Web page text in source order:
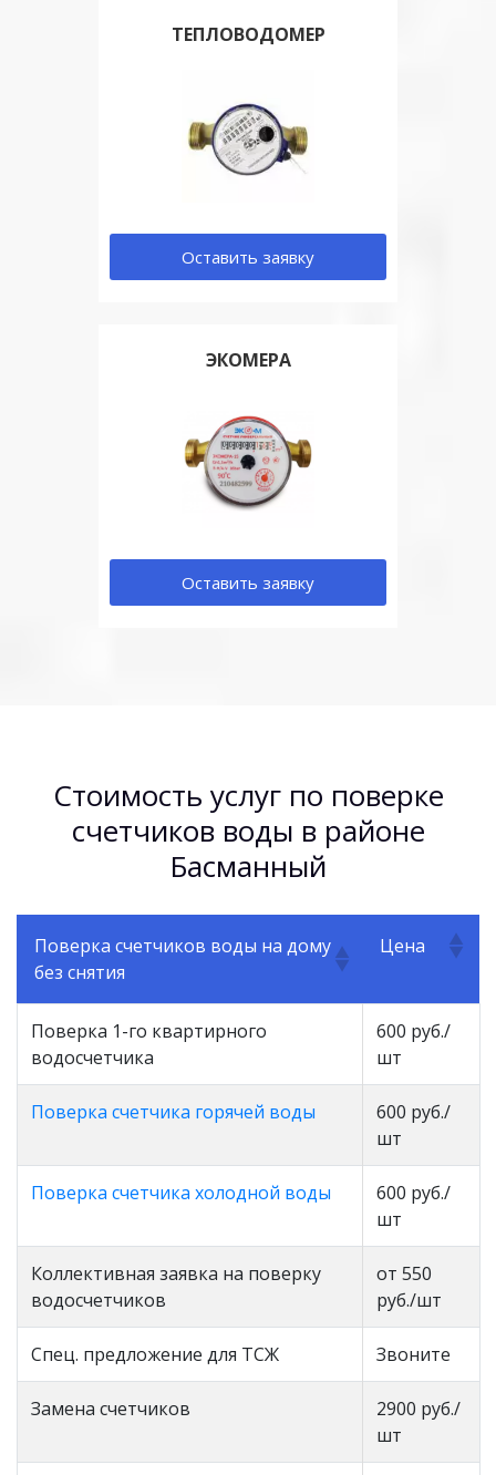
ТЕПЛОВОДОМЕР
Оставить заявку
ЭКОМЕРА
Оставить заявку
Стоимость услуг по поверке
счетчиков воды в районе
Басманный
Поверка счетчиков воды на дому
без снятия
Цена
Поверка 1-го квартирного
водосчетчика
600 руб./
шт
Поверка счетчика горячей воды
600 руб./
шт
Поверка счетчика холодной воды
600 руб./
шт
Коллективная заявка на поверку
водосчетчиков
от 550
руб./шт
Спец. предложение для ТСЖ Звоните
Замена счетчиков
2900 руб./
шт